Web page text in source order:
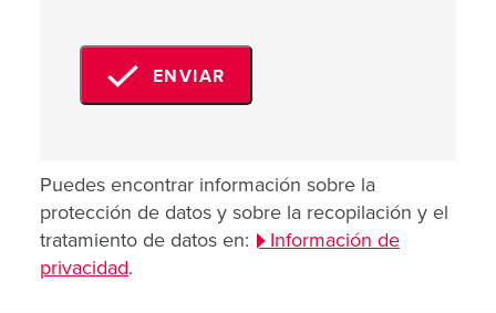
ENVIAR
Puedes encontrar información sobre la
protección de datos y sobre la recopilación y el
tratamiento de datos en:
Información de
privacidad.